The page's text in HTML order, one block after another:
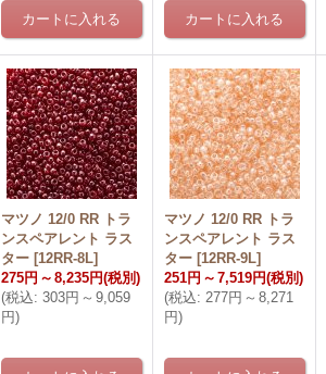
マツノ 12/0 RR トラ
ンスペアレント ラス
ター [12RR-8L]
275円 ～ 8,235円(税別)
(税込: 303円 ～ 9,059
円)
マツノ 12/0 RR トラ
ンスペアレント ラス
ター [12RR-9L]
251円 ～ 7,519円(税別)
(税込: 277円 ～ 8,271
円)